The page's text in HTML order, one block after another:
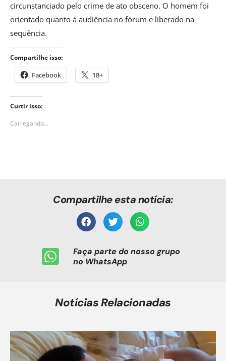
circunstanciado pelo crime de ato obsceno. O homem foi
orientado quanto à audiência no fórum e liberado na
sequência.
Compartilhe isso:
Facebook 18+
Curtir isso:
Carregando...
Compartilhe esta notícia:
Faça parte do nosso grupo
no WhatsApp
Notícias Relacionadas